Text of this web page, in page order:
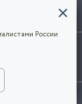
означает
их
России